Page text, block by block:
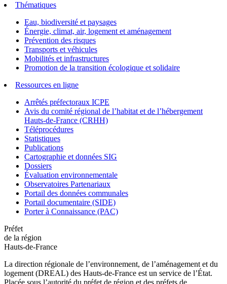
Thématiques
Eau, biodiversité et paysages
Énergie, climat, air, logement et aménagement
Prévention des risques
Transports et véhicules
Mobilités et infrastructures
Promotion de la transition écologique et solidaire
Ressources en ligne
Arrêtés préfectoraux ICPE
Avis du comité régional de l’habitat et de l’hébergement
Hauts-de-France (CRHH)
Téléprocédures
Statistiques
Publications
Cartographie et données SIG
Dossiers
Évaluation environnementale
Observatoires Partenariaux
Portail des données communales
Portail documentaire (SIDE)
Porter à Connaissance (PAC)
Préfet
de la région
Hauts-de-France
La direction régionale de l’environnement, de l’aménagement et du
logement (DREAL) des Hauts-de-France est un service de l’État.